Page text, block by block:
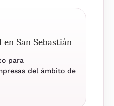
San Sebastián
para
del ámbito de